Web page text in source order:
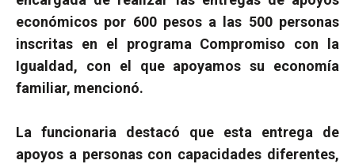
económicos por 600 pesos a las 500 personas
inscritas en el programa Compromiso con la
Igualdad, con el que apoyamos su economía
familiar, mencionó.
La funcionaria destacó que esta entrega de
apoyos a personas con capacidades diferentes,